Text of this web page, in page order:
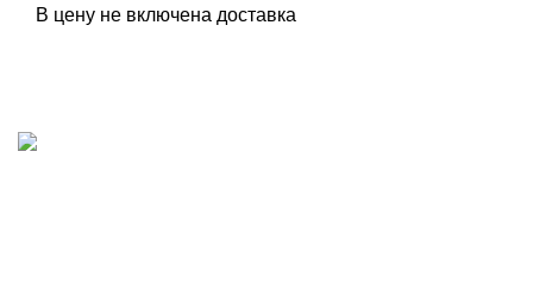
В цену не включена доставка